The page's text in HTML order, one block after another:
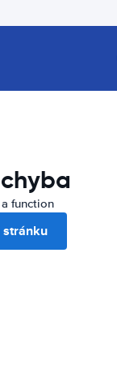
function